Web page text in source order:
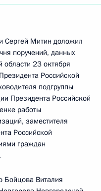
Сергей Митин доложил
поручений, данных
области 23 октября
Российской
подгруппы
Президента Российской
работы
заместителя
Российской
граждан
Бойцова Виталия